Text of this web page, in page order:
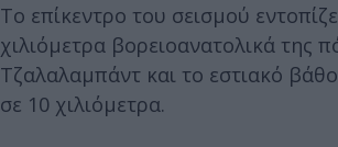
Το επίκεντρο του σεισμού
χιλιόμετρα βορειοανατολικά της
Τζαλαλαμπάντ και το εστιακό
σε 10 χιλιόμετρα.